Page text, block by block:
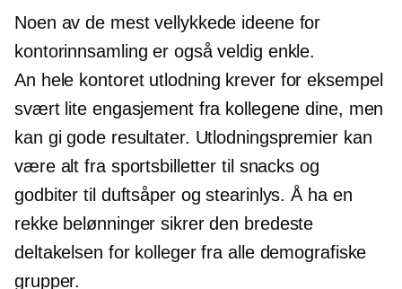
Noen av de mest vellykkede ideene for
kontorinnsamling er også veldig enkle.
An hele kontoretutlodning krever for eksempel
svært lite engasjement fra kollegene dine, men
kan gi gode resultater. Utlodningspremier kan
være alt fra sportsbilletter til snacks og
godbiter til duftsåper og stearinlys. Å ha en
rekke belønninger sikrer den bredeste
deltakelsen for kolleger fra alle demografiske
grupper.